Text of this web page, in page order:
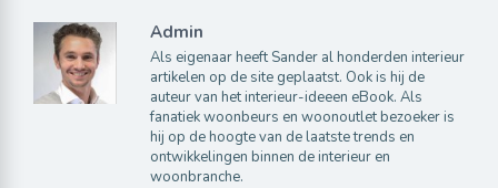
Admin
Als eigenaar heeft Sander al honderden interieur
artikelen op de site geplaatst. Ook is hij de
auteur van het interieur-ideeen eBook. Als
fanatiek woonbeurs en woonoutlet bezoeker is
hij op de hoogte van de laatste trends en
ontwikkelingen binnen de interieur en
woonbranche.